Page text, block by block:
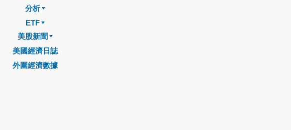
分析
ETF
美股新聞
美國經濟日誌
外圍經濟數據